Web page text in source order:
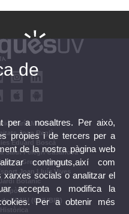
María Moliner
Joan Reglà
Eduard Boscà
Salut Pelegrí Casanova
Gregori Maians
Joan Lluís Vives
Botànic
Dipòsit
l'ONU (ONUBIB)
de
per a nosaltres. Per això,
pròpies i de tercers per a
de la nostra pàgina web
continguts,així com
xarxes socials o analitzar el
accepta o modifica la
Per a obtenir més